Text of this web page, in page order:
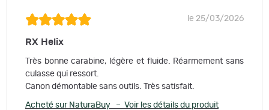
le 25/03/2026
RX Helix
Très bonne carabine, légère et fluide. Réarmement sans
culasse qui ressort.
Canon démontable sans outils. Très satisfait.
Acheté sur NaturaBuy – Voir les détails du produit